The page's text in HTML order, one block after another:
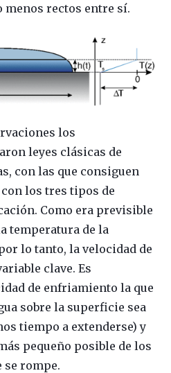
menos rectos entre sí.
los
leyes clásicas de
con las que consiguen
los tres tipos de
Como era previsible
temperatura de la
lo tanto, la velocidad de
clave. Es
de enfriamiento la que
sobre la superficie sea
tiempo a extenderse) y
pequeño posible de los
se rompe.